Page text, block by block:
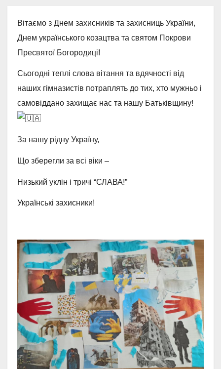
Вітаємо з Днем захисників та захисниць України,
Днем українського козацтва та святом Покрови
Пресвятої Богородиці!
Сьогодні теплі слова вітання та вдячності від
наших гімназистів потраплять до тих, хто мужньо і
самовіддано захищає нас та нашу Батьківщину!
За нашу рідну Україну,
Що зберегли за всі віки –
Низький уклін і тричі “СЛАВА!”
Українські захисники!